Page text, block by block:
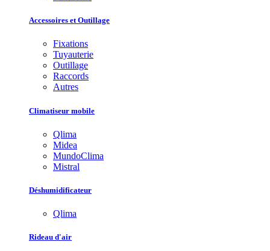
Accessoires et Outillage
Fixations
Tuyauterie
Outillage
Raccords
Autres
Climatiseur mobile
Qlima
Midea
MundoClima
Mistral
Déshumidificateur
Qlima
Rideau d'air